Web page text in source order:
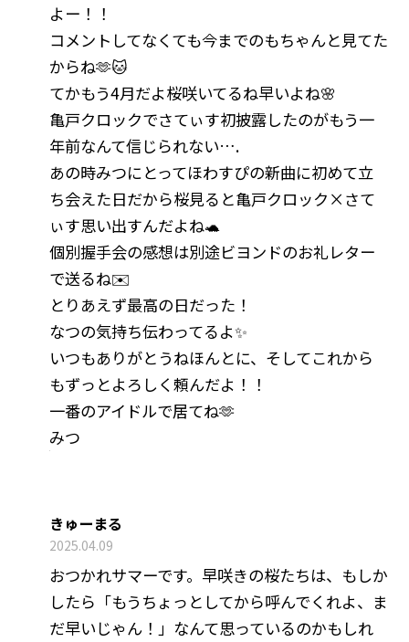
よー！！
コメントしてなくても今までのもちゃんと見てた
からね🫶🐱
てかもう4月だよ桜咲いてるね早いよね🌸
亀戸クロックでさてぃす初披露したのがもう一
年前なんて信じられない….
あの時みつにとってほわすぴの新曲に初めて立
ち会えた日だから桜見ると亀戸クロック×さて
ぃす思い出すんだよね🐢
個別握手会の感想は別途ビヨンドのお礼レター
で送るね✉️
とりあえず最高の日だった！
なつの気持ち伝わってるよ✨
いつもありがとうねほんとに、そしてこれから
もずっとよろしく頼んだよ！！
一番のアイドルで居てね🫶
みつ
きゅーまる
2025.04.09
おつかれサマーです。早咲きの桜たちは、もしか
したら「もうちょっとしてから呼んでくれよ、ま
だ早いじゃん！」なんて思っているのかもしれ